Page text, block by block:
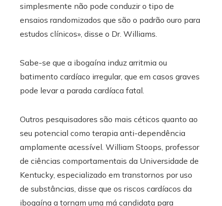
simplesmente não pode conduzir o tipo de
ensaios randomizados que são o padrão ouro para
estudos clínicos», disse o Dr. Williams.
Sabe-se que a ibogaína induz arritmia ou
batimento cardíaco irregular, que em casos graves
pode levar a parada cardíaca fatal.
Outros pesquisadores são mais céticos quanto ao
seu potencial como terapia anti-dependência
amplamente acessível. William Stoops, professor
de ciências comportamentais da Universidade de
Kentucky, especializado em transtornos por uso
de substâncias, disse que os riscos cardíacos da
ibogaína a tornam uma má candidata para